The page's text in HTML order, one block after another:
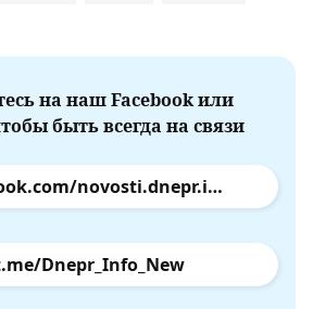
на наш Facebook или
быть всегда на связи
facebook.com/novosti.dnepr.info
Dnepr_Info_New